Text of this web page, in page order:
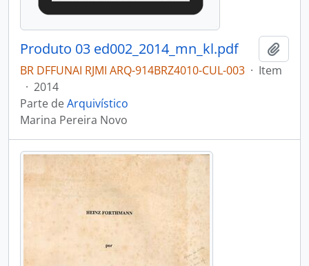
Produto 03 ed002_2014_mn_kl.pdf
BR DFFUNAI RJMI ARQ-914BRZ4010-CUL-003 · Item
· 2014
Parte deArquivístico
Marina Pereira Novo